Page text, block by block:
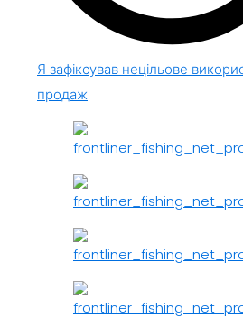
Я зафіксував нецільове
продаж